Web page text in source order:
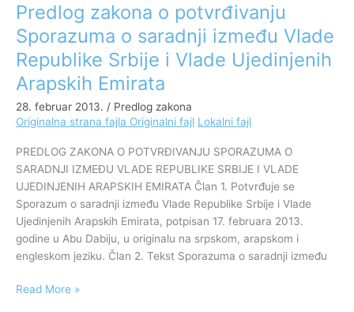
Predlog zakona o potvrđivanju
Sporazuma o saradnji između Vlade
Republike Srbije i Vlade Ujedinjenih
Arapskih Emirata
28. februar 2013. / Predlog zakona
Originalna strana fajla Originalni fajl Lokalni fajl
PREDLOG ZAKONA O POTVRĐIVANJU SPORAZUMA O
SARADNJI IZMEĐU VLADE REPUBLIKE SRBIJE I VLADE
UJEDINJENIH ARAPSKIH EMIRATA Član 1. Potvrđuje se
Sporazum o saradnji između Vlade Republike Srbije i Vlade
Ujedinjenih Arapskih Emirata, potpisan 17. februara 2013.
godine u Abu Dabiju, u originalu na srpskom, arapskom i
engleskom jeziku. Član 2. Tekst Sporazuma o saradnji između
Predlog
zakona
o
potvrđivanju
Sporazuma
saradnji
između
Vlade
Republike
Srbije
i
Vlade
Ujedinjenih
Arapskih
Read More »